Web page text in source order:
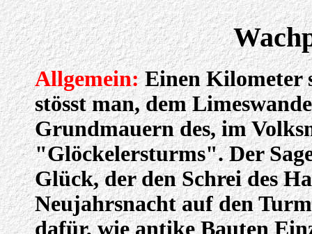
Allgemein:Einen Kilometer
stösst man, dem
Grundmauern des, im
"Glöckelersturms". Der
Glück, der den Schrei des
Neujahrsnacht auf den
dafür, wie antike Bauten